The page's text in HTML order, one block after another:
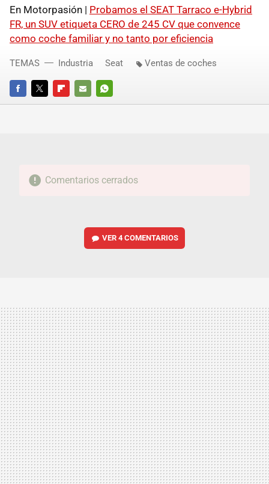
En Motorpasión | Probamos el SEAT Tarraco e-Hybrid
FR, un SUV etiqueta CERO de 245 CV que convence
como coche familiar y no tanto por eficiencia
FACEBOOKTWITTERFLIPBOARD
E-
WHATSAPP
TEMAS Industria Seat Ventas de coches
Comentarios cerrados
VER4 COMENTARIOS